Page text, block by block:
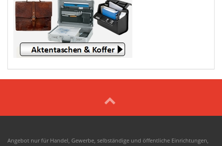
Angebot nur für Handel, Gewerbe, selbständige und öffentliche Einrichtungen,